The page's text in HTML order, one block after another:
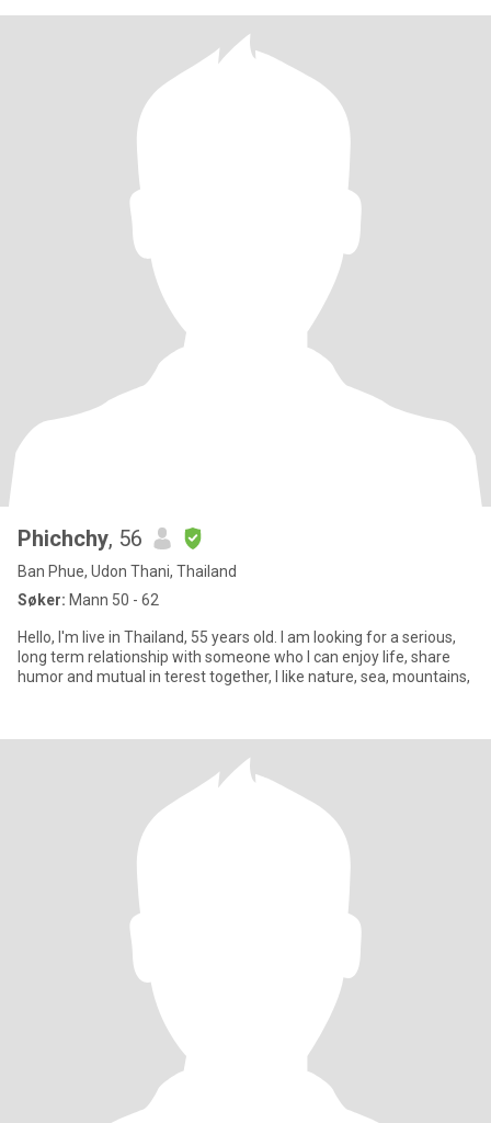
Phichchy, 56
Ban Phue, Udon Thani, Thailand
Søker: Mann 50 - 62
Hello, I'm live in Thailand, 55 years old. I am looking for a serious,
long term relationship with someone who I can enjoy life, share
humor and mutual in terest together, I like nature, sea, mountains,